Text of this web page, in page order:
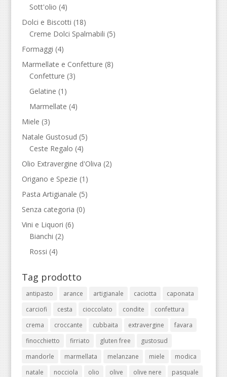
Sott'olio (4)
Dolci e Biscotti (18)
Creme Dolci Spalmabili (5)
Formaggi (4)
Marmellate e Confetture (8)
Confetture (3)
Gelatine (1)
Marmellate (4)
Miele (3)
Natale Gustosud (5)
Ceste Regalo (4)
Olio Extravergine d'Oliva (2)
Origano e Spezie (1)
Pasta Artigianale (5)
Senza categoria (0)
Vini e Liquori (6)
Bianchi (2)
Rossi (4)
Tag prodotto
antipasto arance artigianale caciotta
caponata
carciofi
cesta cioccolato condite
confettura
crema
croccante cubbaita extravergine
favara
finocchietto
firriato gluten free
gustosud
mandorle
marmellata melanzane miele
modica
natale
nocciola olio olive olive nere
pasquale